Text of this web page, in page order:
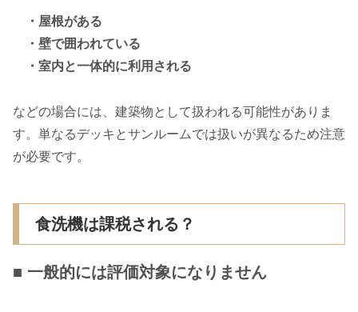
・屋根がある
・壁で囲われている
・室内と一体的に利用される
などの場合には、建築物として扱われる可能性がありま
す。単なるデッキとサンルームでは扱いが異なるため注意
が必要です。
食洗機は課税される？
■ 一般的には評価対象になりません